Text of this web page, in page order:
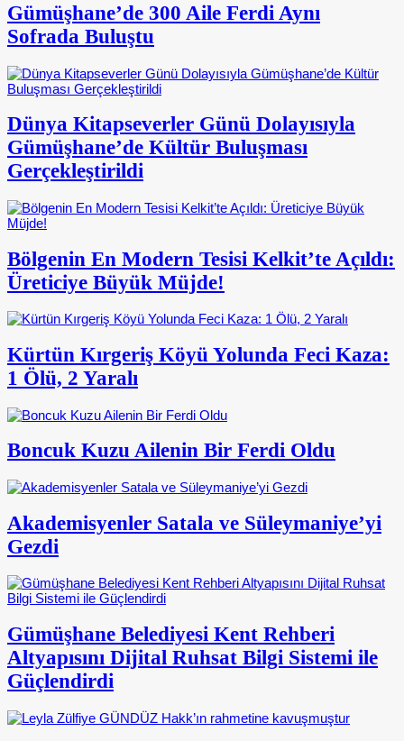
Gümüşhane’de 300 Aile Ferdi Aynı
Sofrada Buluştu
Dünya Kitapseverler Günü Dolayısıyla
Gümüşhane’de Kültür Buluşması
Gerçekleştirildi
Bölgenin En Modern Tesisi Kelkit’te Açıldı:
Üreticiye Büyük Müjde!
Kürtün Kırgeriş Köyü Yolunda Feci Kaza:
1 Ölü, 2 Yaralı
Boncuk Kuzu Ailenin Bir Ferdi Oldu
Akademisyenler Satala ve Süleymaniye’yi
Gezdi
Gümüşhane Belediyesi Kent Rehberi
Altyapısını Dijital Ruhsat Bilgi Sistemi ile
Güçlendirdi